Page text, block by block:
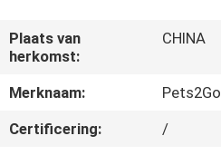
FABRIEKSREIS
CONTACTEER
ONS
Plaats van
herkomst:
CHINA
Merknaam:
Pets2Go
Certificering:
/